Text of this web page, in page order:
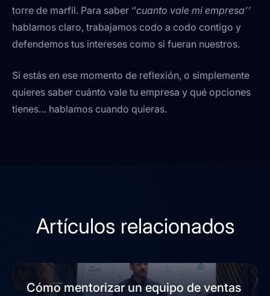
torre de marfil. Para saber ‘’cuanto vale mi empresa’’
hablamos claro, trabajamos codo a codo contigo y
defendemos tus intereses como si fueran nuestros.
Si estás en ese momento de reflexión, o simplemente
quieres saber cuánto vale tu empresa y qué opciones
tienes… hablamos cuando quieras.
Artículos relacionados
Cómo mentorizar un equipo de ventas